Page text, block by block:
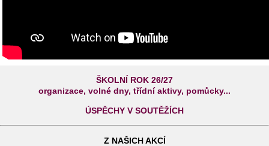
ŠKOLNÍ ROK 26/27
organizace, volné dny, třídní aktivy, pomůcky...
ÚSPĚCHY V SOUTĚŽÍCH
Z NAŠICH AKCÍ